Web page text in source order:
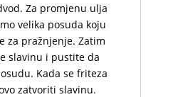
Za promjenu ulja
velika posuda koju
za pražnjenje. Zatim
slavinu i pustite da
Kada se friteza
zatvoriti slavinu.